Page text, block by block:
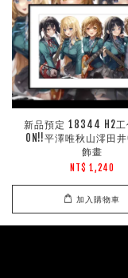
新品預定 18344 H2工
ON!!平澤唯秋山澪田
飾畫
NT$ 1,240
加入購物車